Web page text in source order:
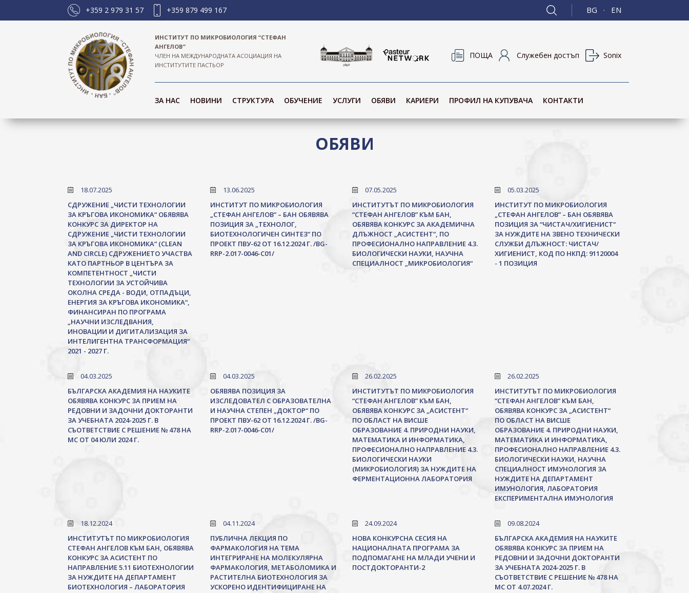
+359 2 979 31 57 +359 879 499 167 BG · EN
ИНСТИТУТ ПО МИКРОБИОЛОГИЯ “СТЕФАН
АНГЕЛОВ”
ЧЛЕН НА МЕЖДУНАРОДНАТА АСОЦИАЦИЯ НА
ИНСТИТУТИТЕ ПАСТЬОР
ПОЩА Служебен достъп Sonix
ЗА НАС НОВИНИ СТРУКТУРА ОБУЧЕНИЕ УСЛУГИ ОБЯВИ КАРИЕРИ ПРОФИЛ НА КУПУВАЧА КОНТАКТИ
ОБЯВИ
18.07.2025
СДРУЖЕНИЕ „ЧИСТИ ТЕХНОЛОГИИ
ЗА КРЪГОВА ИКОНОМИКА“ ОБЯВЯВА
КОНКУРС ЗА ДИРЕКТОР НА
СДРУЖЕНИЕ „ЧИСТИ ТЕХНОЛОГИИ
ЗА КРЪГОВА ИКОНОМИКА“ (CLEAN
AND CIRCLE) СДРУЖЕНИЕТО УЧАСТВА
КАТО ПАРТНЬОР В ЦЕНТЪРА ЗА
КОМПЕТЕНТНОСТ „ЧИСТИ
ТЕХНОЛОГИИ ЗА УСТОЙЧИВА
ОКОЛНА СРЕДА - ВОДИ, ОТПАДЪЦИ,
ЕНЕРГИЯ ЗА КРЪГОВА ИКОНОМИКА“,
ФИНАНСИРАН ПО ПРОГРАМА
„НАУЧНИ ИЗСЛЕДВАНИЯ,
ИНОВАЦИИ И ДИГИТАЛИЗАЦИЯ ЗА
ИНТЕЛИГЕНТНА ТРАНСФОРМАЦИЯ“
2021 - 2027 Г.
13.06.2025
ИНСТИТУТ ПО МИКРОБИОЛОГИЯ
„СТЕФАН АНГЕЛОВ” – БАН ОБЯВЯВА
ПОЗИЦИЯ ЗА „ТЕХНОЛОГ,
БИОТЕХНОЛОГИЧЕН СИНТЕЗ“ ПО
ПРОЕКТ ПВУ-62 ОТ 16.12.2024 Г. /BG-
RRP-2.017-0046-C01/
07.05.2025
ИНСТИТУТЪТ ПО МИКРОБИОЛОГИЯ
“СТЕФАН АНГЕЛОВ” КЪМ БАН,
ОБЯВЯВА КОНКУРС ЗА АКАДЕМИЧНА
ДЛЪЖНОСТ „АСИСТЕНТ“, ПО
ПРОФЕСИОНАЛНО НАПРАВЛЕНИЕ 4.3.
БИОЛОГИЧЕСКИ НАУКИ, НАУЧНА
СПЕЦИАЛНОСТ „МИКРОБИОЛОГИЯ“
05.03.2025
ИНСТИТУТ ПО МИКРОБИОЛОГИЯ
„СТЕФАН АНГЕЛОВ” – БАН ОБЯВЯВА
ПОЗИЦИЯ ЗА “ЧИСТАЧ/ХИГИЕНИСТ“
ЗА НУЖДИТЕ НА ЗВЕНО ТЕХНИЧЕСКИ
СЛУЖБИ ДЛЪЖНОСТ: ЧИСТАЧ/
ХИГИЕНИСТ, КОД ПО НКПД: 91120004
- 1 ПОЗИЦИЯ
04.03.2025
БЪЛГАРСКА АКАДЕМИЯ НА НАУКИТЕ
ОБЯВЯВА КОНКУРС ЗА ПРИЕМ НА
РЕДОВНИ И ЗАДОЧНИ ДОКТОРАНТИ
ЗА УЧЕБНАТА 2024-2025 Г. В
СЪОТВЕТСТВИЕ С РЕШЕНИЕ № 478 НА
МС ОТ 04 ЮЛИ 2024 Г.
04.03.2025
ОБЯВЯВА ПОЗИЦИЯ ЗА
ИЗСЛЕДОВАТЕЛ С ОБРАЗОВАТЕЛНА
И НАУЧНА СТЕПЕН „ДОКТОР“ ПО
ПРОЕКТ ПВУ-62 ОТ 16.12.2024 Г. /BG-
RRP-2.017-0046-C01/
26.02.2025
ИНСТИТУТЪТ ПО МИКРОБИОЛОГИЯ
“СТЕФАН АНГЕЛОВ” КЪМ БАН,
ОБЯВЯВА КОНКУРС ЗА „АСИСТЕНТ“
ПО ОБЛАСТ НА ВИСШЕ
ОБРАЗОВАНИЕ 4. ПРИРОДНИ НАУКИ,
МАТЕМАТИКА И ИНФОРМАТИКА,
ПРОФЕСИОНАЛНО НАПРАВЛЕНИЕ 4.3.
БИОЛОГИЧЕСКИ НАУКИ
(МИКРОБИОЛОГИЯ) ЗА НУЖДИТЕ НА
ФЕРМЕНТАЦИОННА ЛАБОРАТОРИЯ
26.02.2025
ИНСТИТУТЪТ ПО МИКРОБИОЛОГИЯ
“СТЕФАН АНГЕЛОВ” КЪМ БАН,
ОБЯВЯВА КОНКУРС ЗА „АСИСТЕНТ“
ПО ОБЛАСТ НА ВИСШЕ
ОБРАЗОВАНИЕ 4. ПРИРОДНИ НАУКИ,
МАТЕМАТИКА И ИНФОРМАТИКА,
ПРОФЕСИОНАЛНО НАПРАВЛЕНИЕ 4.3.
БИОЛОГИЧЕСКИ НАУКИ, НАУЧНА
СПЕЦИАЛНОСТ ИМУНОЛОГИЯ ЗА
НУЖДИТЕ НА ДЕПАРТАМЕНТ
ИМУНОЛОГИЯ, ЛАБОРАТОРИЯ
ЕКСПЕРИМЕНТАЛНА ИМУНОЛОГИЯ
18.12.2024
ИНСТИТУТЪТ ПО МИКРОБИОЛОГИЯ
СТЕФАН АНГЕЛОВ КЪМ БАН, ОБЯВЯВА
КОНКУРС ЗА АСИСТЕНТ ПО
НАПРАВЛЕНИЕ 5.11 БИОТЕХНОЛОГИИ
ЗА НУЖДИТЕ НА ДЕПАРТАМЕНТ
БИОТЕХНОЛОГИЯ – ЛАБОРАТОРИЯ
04.11.2024
ПУБЛИЧНА ЛЕКЦИЯ ПО
ФАРМАКОЛОГИЯ НА ТЕМА
ИНТЕГРИРАНЕ НА МОЛЕКУЛЯРНА
ФАРМАКОЛОГИЯ, МЕТАБОЛОМИКА И
РАСТИТЕЛНА БИОТЕХНОЛОГИЯ ЗА
УСКОРЕНО ИДЕНТИФИЦИРАНЕ НА
24.09.2024
НОВА КОНКУРСНА СЕСИЯ НА
НАЦИОНАЛНАТА ПРОГРАМА ЗА
ПОДПОМАГАНЕ НА МЛАДИ УЧЕНИ И
ПОСТДОКТОРАНТИ-2
09.08.2024
БЪЛГАРСКА АКАДЕМИЯ НА НАУКИТЕ
ОБЯВЯВА КОНКУРС ЗА ПРИЕМ НА
РЕДОВНИ И ЗАДОЧНИ ДОКТОРАНТИ
ЗА УЧЕБНАТА 2024-2025 Г. В
СЪОТВЕТСТВИЕ С РЕШЕНИЕ № 478 НА
МС ОТ 4.07.2024 Г.